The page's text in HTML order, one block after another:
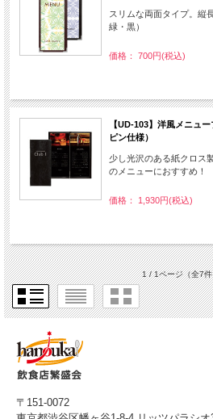
スリムな両面タイプ。縦
緑・黒）
価格： 700円(税込)
【UD-103】洋風メニュ
ピン仕様）
少し光沢のある紙クロス
のメニューにおすすめ！
価格： 1,930円(税込)
1 / 1ページ（全7件
〒151-0072